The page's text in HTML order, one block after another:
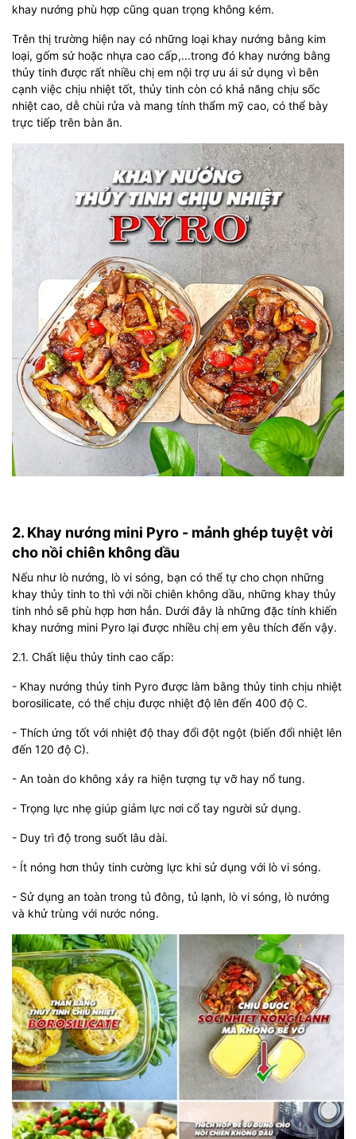
khay nướng phù hợp cũng quan trọng không kém.
Trên thị trường hiện nay có những loại khay nướng bằng kim
loại, gốm sứ hoặc nhựa cao cấp,...trong đó khay nướng bằng
thủy tinh được rất nhiều chị em nội trợ ưu ái sử dụng vì bên
cạnh việc chịu nhiệt tốt, thủy tinh còn có khả năng chịu sốc
nhiệt cao, dễ chùi rửa và mang tính thẩm mỹ cao, có thể bày
trực tiếp trên bàn ăn.
2. Khay nướng mini Pyro - mảnh ghép tuyệt vời
cho nồi chiên không dầu
Nếu như lò nướng, lò vi sóng, bạn có thể tự cho chọn những
khay thủy tinh to thì với nồi chiên không dầu, những khay thủy
tinh nhỏ sẽ phù hợp hơn hẳn. Dưới đây là những đặc tính khiến
khay nướng mini Pyro lại được nhiều chị em yêu thích đến vậy.
2.1. Chất liệu thủy tinh cao cấp:
- Khay nướng thủy tinh Pyro được làm bằng thủy tinh chịu nhiệt
borosilicate, có thể chịu được nhiệt độ lên đến 400 độ C.
- Thích ứng tốt với nhiệt độ thay đổi đột ngột (biến đổi nhiệt lên
đến 120 độ C).
- An toàn do không xảy ra hiện tượng tự vỡ hay nổ tung.
- Trọng lực nhẹ giúp giảm lực nơi cổ tay người sử dụng.
- Duy trì độ trong suốt lâu dài.
- Ít nóng hơn thủy tinh cường lực khi sử dụng với lò vi sóng.
- Sử dụng an toàn trong tủ đông, tủ lạnh, lò vi sóng, lò nướng
và khử trùng với nước nóng.